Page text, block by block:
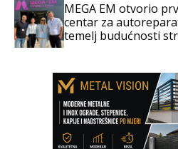
MEGA EM otvorio
centar za
temelj budućnosti